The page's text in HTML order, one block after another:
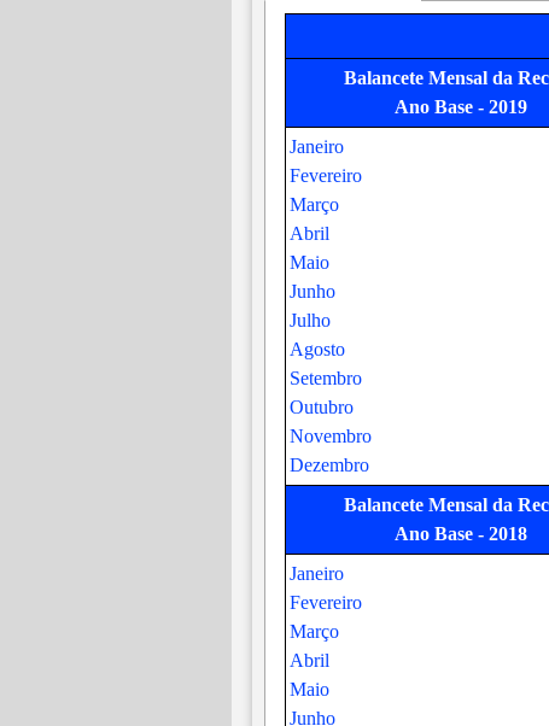
Balancete Mensal da
Ano Base - 2019
Janeiro
Fevereiro
Março
Abril
Maio
Junho
Julho
Agosto
Setembro
Outubro
Novembro
Dezembro
Balancete Mensal da
Ano Base - 2018
Janeiro
Fevereiro
Março
Abril
Maio
Junho
Janeiro
Fevereiro
Março
Abril
Maio
Junho
Julho
Agosto
Setembro
Outubro
Novembro
Dezembro
Balancete Mensal da
Janeiro
Fevereiro
Março
Abril
Janeiro
Fevereiro
Março
Abril
Maio
Junho
Julho
Agosto
Setembro
Outubro
Novembro
Dezembro
Janeiro
Fevereiro
Março
Abril